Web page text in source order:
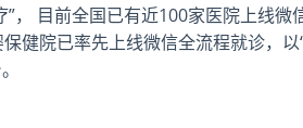
， 目前全国已有近100家医院上线
健院已率先上线微信全流程就诊，